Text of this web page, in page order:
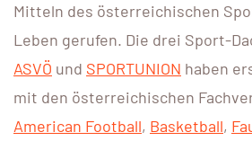
Mitteln des österreichischen
Leben gerufen. Die drei Sport-
ASVÖ und SPORTUNION haben
mit den österreichischen
American Football, Basketball,